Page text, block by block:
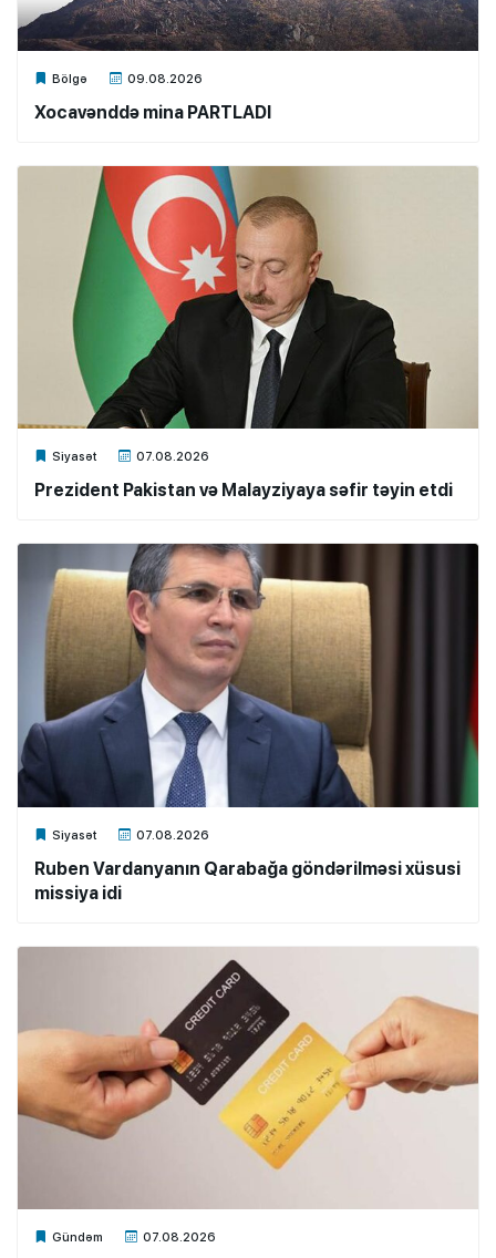
Bölgə 09.08.2026
Xalq.Online
Xocavənddə mina PARTLADI
Siyasət 07.08.2026
Xalq.Online
Prezident Pakistan və Malayziyaya səfir təyin etdi
Siyasət 07.08.2026
Xalq.Online
Ruben Vardanyanın Qarabağa göndərilməsi xüsusi
missiya idi
Gündəm 07.08.2026
Xalq.Online